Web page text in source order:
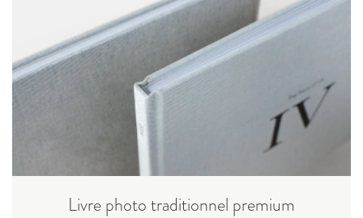
Livre photo traditionnel premium